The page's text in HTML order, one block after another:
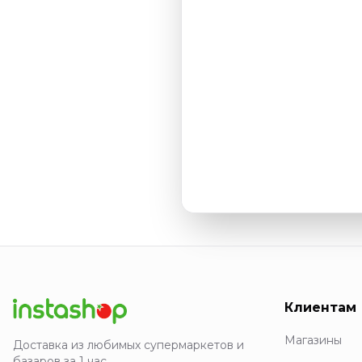
Доставка из любимых супермаркетов и
Клиентам
Магазины